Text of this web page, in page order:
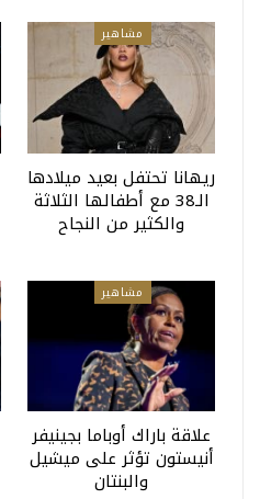
مشاهير
ريهانا تحتفل بعيد ميلادها
الـ38 مع أطفالها الثلاثة
والكثير من النجاح
مشاهير
علاقة باراك أوباما بجينيفر
أنيستون تؤثر على ميشيل
والبنتان